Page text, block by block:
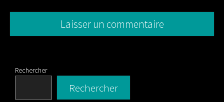
Rechercher
Rechercher